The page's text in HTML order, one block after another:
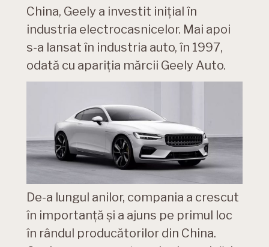
China, Geely a investit inițial în
industria electrocasnicelor. Mai apoi
s-a lansat în industria auto, în 1997,
odată cu apariția mărcii Geely Auto.
De-a lungul anilor, compania a crescut
în importanță și a ajuns pe primul loc
în rândul producătorilor din China.